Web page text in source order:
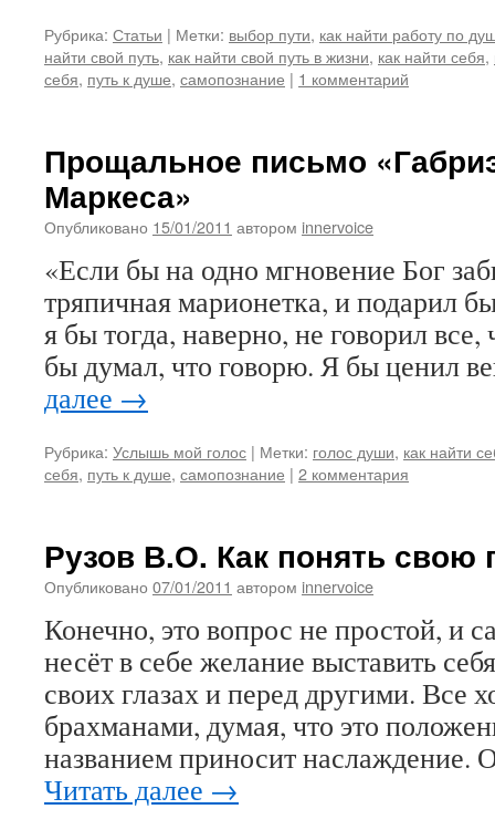
Рубрика: Статьи | Метки: выбор пути, как найти работу по
найти свой путь, как найти свой путь в жизни, как найти себя,
себя, путь к душе, самопознание | 1 комментарий
Прощальное письмо
Маркеса»
Опубликовано 15/01/2011 автором innervoice
«Если бы на одно мгновение Бог
тряпичная марионетка, и подарил
я бы тогда, наверно, не говорил
бы думал, что говорю. Я бы ценил
далее →
Рубрика: Услышь мой голос | Метки: голос души, как найти
себя, путь к душе, самопознание | 2 комментария
Рузов В.О. Как понять свою
Опубликовано 07/01/2011 автором innervoice
Конечно, это вопрос не простой, и
несёт в себе желание выставить
своих глазах и перед другими. Все
брахманами, думая, что это
названием приносит наслаждение.
Читать далее →